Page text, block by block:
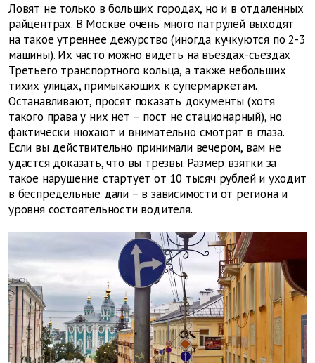
Ловят не только в больших городах, но и в отдаленных
райцентрах. В Москве очень много патрулей выходят
на такое утреннее дежурство (иногда кучкуются по 2-3
машины). Их часто можно видеть на въездах-съездах
Третьего транспортного кольца, а также небольших
тихих улицах, примыкающих к супермаркетам.
Останавливают, просят показать документы (хотя
такого права у них нет – пост не стационарный), но
фактически нюхают и внимательно смотрят в глаза.
Если вы действительно принимали вечером, вам не
удастся доказать, что вы трезвы. Размер взятки за
такое нарушение стартует от 10 тысяч рублей и уходит
в беспредельные дали – в зависимости от региона и
уровня состоятельности водителя.